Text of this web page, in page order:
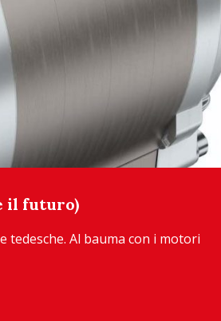
il futuro)
Al bauma con i motori